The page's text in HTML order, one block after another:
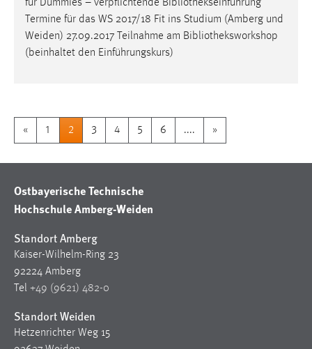
für Dummies – verpflichtende Bibliothekseinführung
Termine für das WS 2017/18 Fit ins Studium (Amberg und
Weiden) 27.09.2017 Teilnahme am Bibliotheksworkshop
(beinhaltet den Einführungskurs)
« 1 2 3 4 5 6 .... »
Ostbayerische Technische
Hochschule Amberg-Weiden
Standort Amberg
Kaiser-Wilhelm-Ring 23
92224 Amberg
Tel +49 (9621) 482-0
Standort Weiden
Hetzenrichter Weg 15